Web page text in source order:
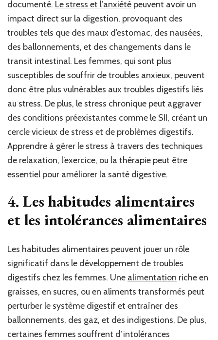
documenté. Le stress et l’anxiété peuvent avoir un
impact direct sur la digestion, provoquant des
troubles tels que des maux d’estomac, des nausées,
des ballonnements, et des changements dans le
transit intestinal. Les femmes, qui sont plus
susceptibles de souffrir de troubles anxieux, peuvent
donc être plus vulnérables aux troubles digestifs liés
au stress. De plus, le stress chronique peut aggraver
des conditions préexistantes comme le SII, créant un
cercle vicieux de stress et de problèmes digestifs.
Apprendre à gérer le stress à travers des techniques
de relaxation, l’exercice, ou la thérapie peut être
essentiel pour améliorer la santé digestive.
4. Les habitudes alimentaires
et les intolérances alimentaires
Les habitudes alimentaires peuvent jouer un rôle
significatif dans le développement de troubles
digestifs chez les femmes. Une alimentation riche en
graisses, en sucres, ou en aliments transformés peut
perturber le système digestif et entraîner des
ballonnements, des gaz, et des indigestions. De plus,
certaines femmes souffrent d’intolérances